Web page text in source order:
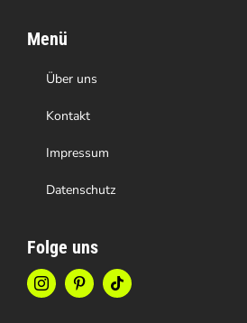
Menü
Über uns
Kontakt
Impressum
Datenschutz
Folge uns